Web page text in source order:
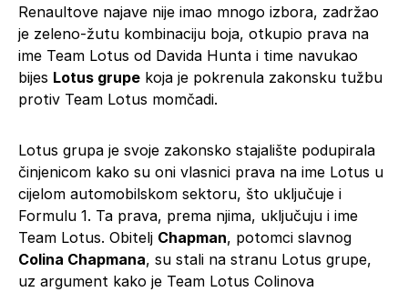
Renaultove najave nije imao mnogo izbora, zadržao
je zeleno-žutu kombinaciju boja, otkupio prava na
ime Team Lotus od Davida Hunta i time navukao
bijes Lotus grupe koja je pokrenula zakonsku tužbu
protiv Team Lotus momčadi.
Lotus grupa je svoje zakonsko stajalište podupirala
činjenicom kako su oni vlasnici prava na ime Lotus u
cijelom automobilskom sektoru, što uključuje i
Formulu 1. Ta prava, prema njima, uključuju i ime
Team Lotus. Obitelj Chapman, potomci slavnog
Colina Chapmana, su stali na stranu Lotus grupe,
uz argument kako je Team Lotus Colinova